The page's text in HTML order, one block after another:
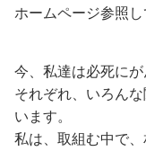
ホームページ参照
今、私達は必死にが
それぞれ、いろん
います。
私は、取組む中で